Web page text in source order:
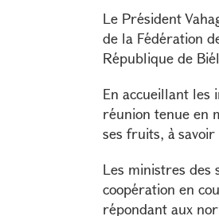
Le Président
de la Fédération
République de
En accueillant les
réunion tenue en
ses fruits, à
Les ministres des
coopération en
répondant aux